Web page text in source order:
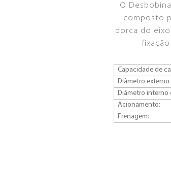
O
composto
porca do
Capacidade de
Diâmetro
Diâmetro interno
Acionamento:
Frenagem: